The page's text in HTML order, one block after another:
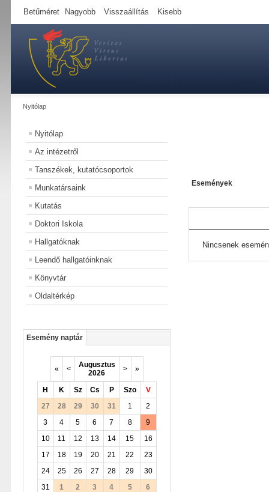
Betűméret Nagyobb Visszaállítás Kisebb
Nyitólap
Nyitólap
Az intézetről
Tanszékek, kutatócsoportok
Munkatársaink
Kutatás
Doktori Iskola
Hallgatóknak
Leendő hallgatóinknak
Könyvtár
Oldaltérkép
Esemény naptár
« <
Augusztus
2026
> »
H K Sz Cs P Szo
V
27
28 29 30 31 1
2
3
4 5 6 7 8
9
10
11 12 13 14 15
16
17
18 19 20 21 22
23
24
25 26 27 28 29
30
31
1 2 3 4 5 6
Események
Nincsenek